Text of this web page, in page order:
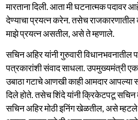
मारताना दिली. आता मी घटनात्मक पदावर
देण्याचा प्रयत्न करेन. तसेच राजकारणातील
माझे प्रयत्न असतील, असे ते म्हणाले.
सचिन अहिर यांनी गुरुवारी
पत्रकारांशी संवाद साधला. उपमुख्यमंत्री
उबाठा गटाचे आणखी काही आमदार
दिले होते. तसेच शिंदे यांनी क्रिकेटपटू
सचिन अहिर मोठी इनिंग खेळतील, असे म्हटले